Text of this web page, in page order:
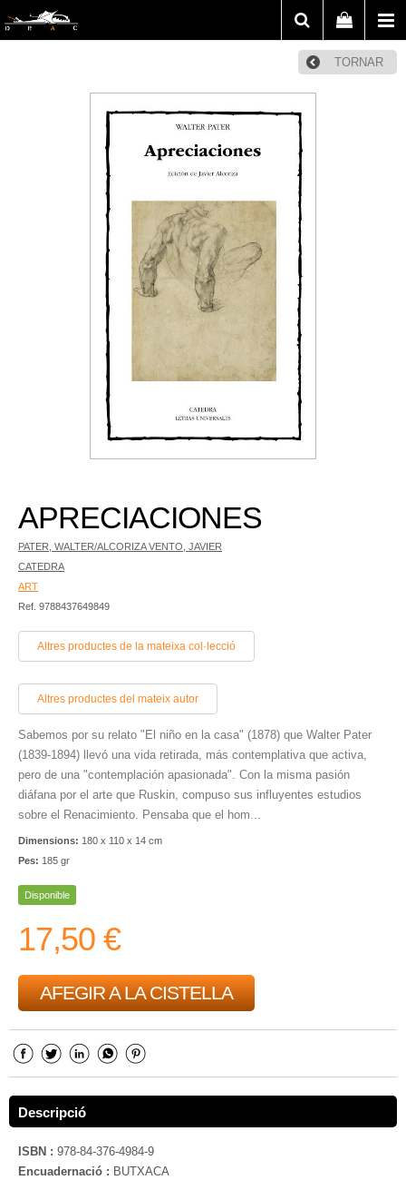
TORNAR
APRECIACIONES
PATER, WALTER/ALCORIZA VENTO, JAVIER
CATEDRA
ART
Ref. 9788437649849
Altres productes de la mateixa col·lecció
Altres productes del mateix autor
Sabemos por su relato "El niño en la casa" (1878) que Walter Pater
(1839-1894) llevó una vida retirada, más contemplativa que activa,
pero de una "contemplación apasionada". Con la misma pasión
diáfana por el arte que Ruskin, compuso sus influyentes estudios
sobre el Renacimiento. Pensaba que el hom...
Dimensions: 180 x 110 x 14 cm
Pes: 185 gr
Disponible
17,50 €
AFEGIR A LA CISTELLA
Descripció
ISBN : 978-84-376-4984-9
Encuadernació : BUTXACA